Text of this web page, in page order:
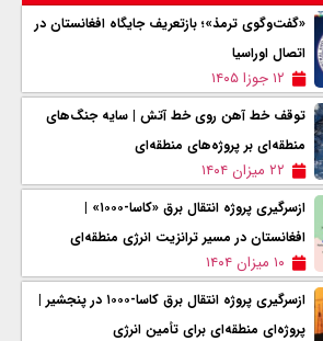
«گفت‌وگوی ترمذ»؛ بازتعریف جایگاه افغانستان در
اتصال اوراسیا
۱۲ جوزا ۱۴۰۵
توقف خط آهن روی خط آتش | سایه جنگ‌های
منطقه‌ای بر پروژه‌های منطقه‌ای
۲۲ میزان ۱۴۰۴
ازسرگیری پروژه انتقال برق «کاسا-۱۰۰۰» |
افغانستان در مسیر ترانزیت انرژی منطقه‌ای
۱۰ میزان ۱۴۰۴
ازسرگیری پروژه انتقال برق کاسا-۱۰۰۰ در پنجشیر |
پروژه‌ای منطقه‌ای برای تأمین انرژی